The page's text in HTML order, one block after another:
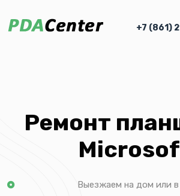
+7 (861)
Ремонт
Выезжаем на дом или